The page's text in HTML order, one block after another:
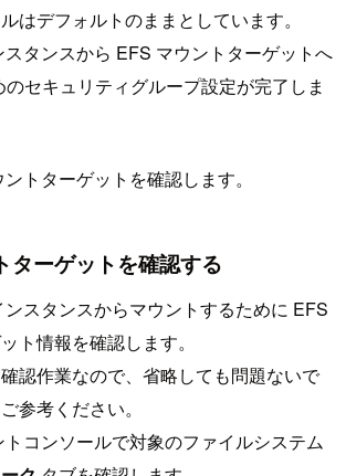
はデフォルトのままとしています。
タンスから EFS マウントターゲットへ
セキュリティグループ設定が完了しま
トターゲットを確認します。
ターゲットを確認する
スタンスからマウントするために EFS
ト情報を確認します。
認作業なので、省略しても問題ないで
参考ください。
コンソールで対象のファイルシステム